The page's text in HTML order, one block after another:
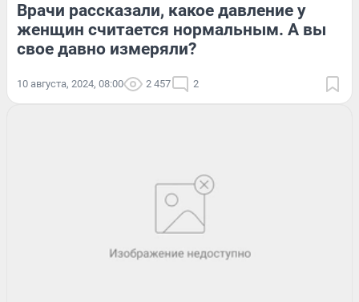
Врачи рассказали, какое давление у
женщин считается нормальным. А вы
свое давно измеряли?
10 августа, 2024, 08:00 2 457 2